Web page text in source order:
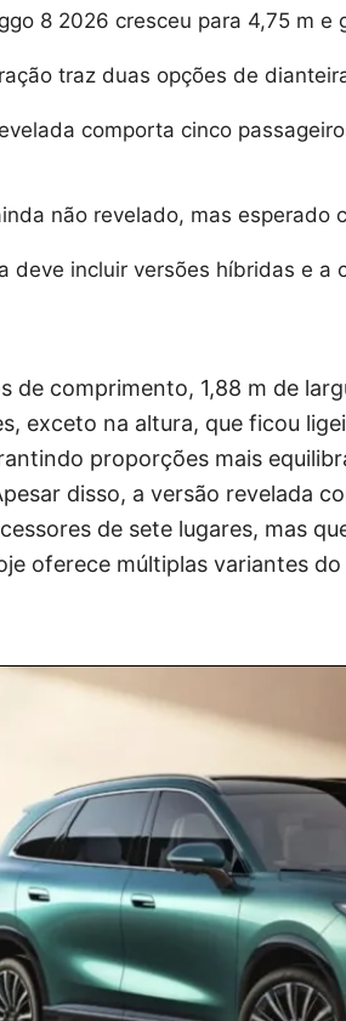
8 2026 cresceu para 4,75 m
traz duas opções de
comporta cinco
não revelado, mas esperado
deve incluir versões híbridas e a
de comprimento, 1,88 m de
exceto na altura, que ficou
proporções mais
disso, a versão revelada
de sete lugares, mas
oferece múltiplas variantes